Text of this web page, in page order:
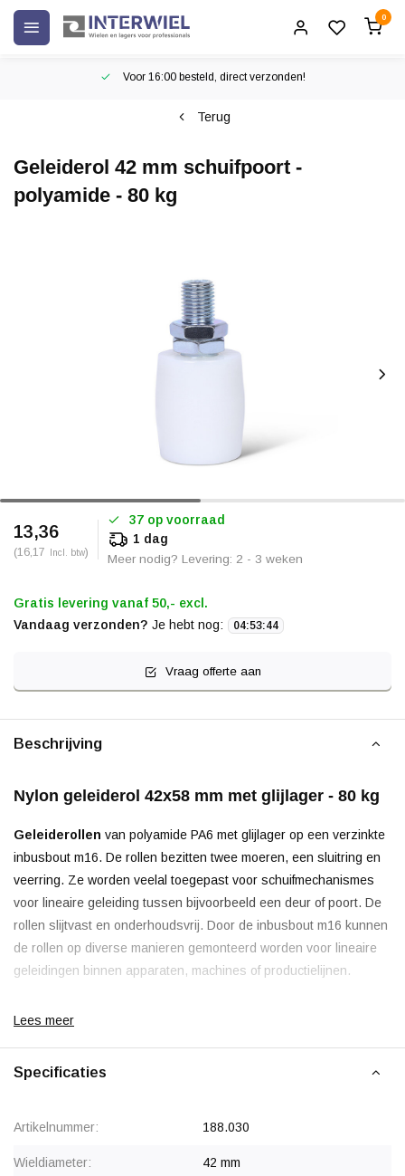
0
Voor 16:00 besteld, direct verzonden!
Terug
Geleiderol 42 mm schuifpoort -
polyamide - 80 kg
13,36
(16,17 Incl. btw)
37 op voorraad
1 dag
Meer nodig? Levering: 2 - 3 weken
Gratis levering vanaf 50,- excl.
Vandaag verzonden? Je hebt nog: 04:53:44
Vraag offerte aan
Beschrijving
Nylon geleiderol 42x58 mm met glijlager - 80 kg
Geleiderollen van polyamide PA6 met glijlager op een verzinkte
inbusbout m16. De rollen bezitten twee moeren, een sluitring en
veerring. Ze worden veelal toegepast voor schuifmechanismes
voor lineaire geleiding tussen bijvoorbeeld een deur of poort. De
rollen slijtvast en onderhoudsvrij. Door de inbusbout m16 kunnen
de rollen op diverse manieren gemonteerd worden voor lineaire
geleidingen binnen apparaten, machines of productielijnen.
Korting vanaf 60 stuks
Lees meer
Specificaties
Artikelnummer: 188.030
Wieldiameter: 42 mm